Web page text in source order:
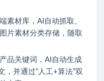
素材库，AI自动抓取、
片素材分类存储，随取
品关键词，AI自动生成
，并通过“人工+算法”双